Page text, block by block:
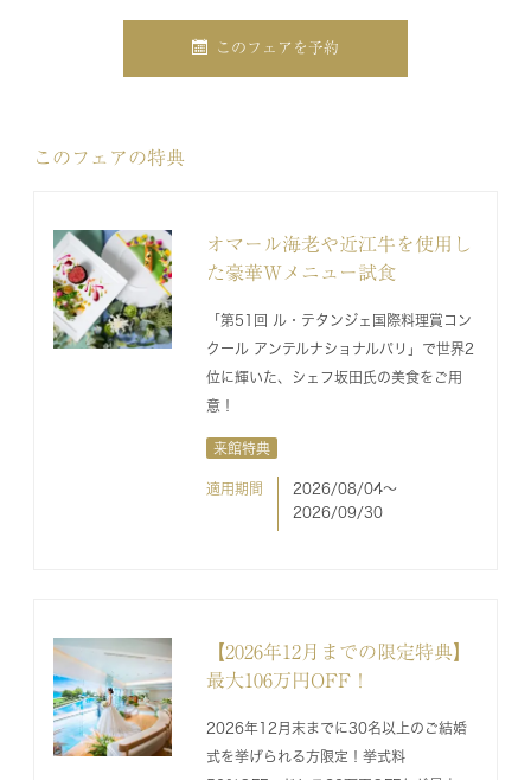
このフェアを予約
このフェアの特典
オマール海老や近江牛を使用し
た豪華Wメニュー試食
「第51回 ル・テタンジェ国際料理賞コン
クール アンテルナショナルパリ」で世界2
位に輝いた、シェフ坂田氏の美食をご用
意！
来館特典
適用期間
2026/08/04〜
2026/09/30
【2026年12月までの限定特典】
最大106万円OFF！
2026年12月末までに30名以上のご結婚
式を挙げられる方限定！挙式料